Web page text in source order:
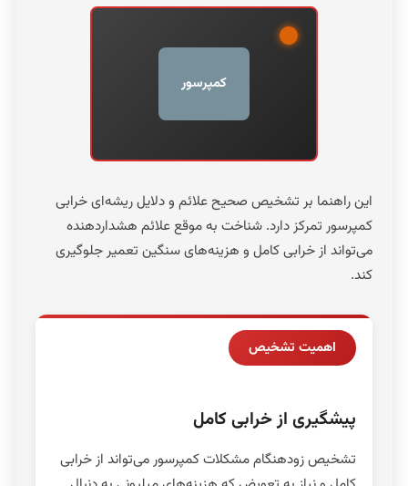
کمپرسور
این راهنما بر تشخیص صحیح علائم و دلایل ریشه‌ای خرابی
کمپرسور تمرکز دارد. شناخت به موقع علائم هشداردهنده
می‌تواند از خرابی کامل و هزینه‌های سنگین تعمیر جلوگیری
کند.
اهمیت تشخیص
پیشگیری از خرابی کامل
تشخیص زودهنگام مشکلات کمپرسور می‌تواند از خرابی